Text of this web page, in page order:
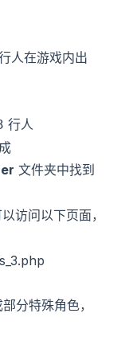
人在游戏内出
行人
文件夹中找到
访问以下页面，
分特殊角色，